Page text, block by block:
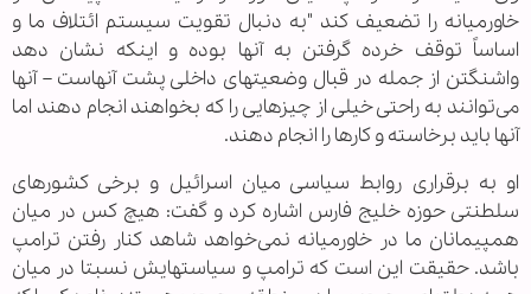
خاورمیانه را تضعیف کند "به دنبال تقویت سیستم ائتلاف ما و
اساساً توقف خرده گرفتن به آنها بوده و اینکه نشان دهد
واشنگتن از جمله در قبال وضعیتهای داخلی پشت آنهاست – آنها
می‌توانند به راحتی خیلی از چیزهایی را که بخواهند انجام دهند اما
آنها باید برخاسته و کارها را انجام دهند.
او به برقراری روابط سیاسی میان اسرائیل و برخی کشورهای
سلطنتی حوزه خلیج فارس اشاره کرد و گفت: هیچ کس در میان
همپیمانان ما در خاورمیانه نمی‌خواهد شاهد کنار رفتن ترامپ
باشد. حقیقت این است که ترامپ و سیاستهایش نسبتا در میان